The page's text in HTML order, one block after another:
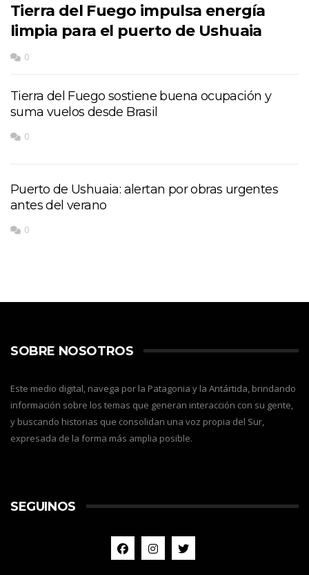
Tierra del Fuego impulsa energía
limpia para el puerto de Ushuaia
0
Tierra del Fuego sostiene buena ocupación y
suma vuelos desde Brasil
0
Puerto de Ushuaia: alertan por obras urgentes
antes del verano
0
SOBRE NOSOTROS
Este medio digital, navega por la Patagonia y la Antártida, brindando
información sobre los temas que generan interacción con su gente,
y buscando historias que consolidan una voz propia del Sur,
expresada de la forma más amplia posible.
SEGUINOS